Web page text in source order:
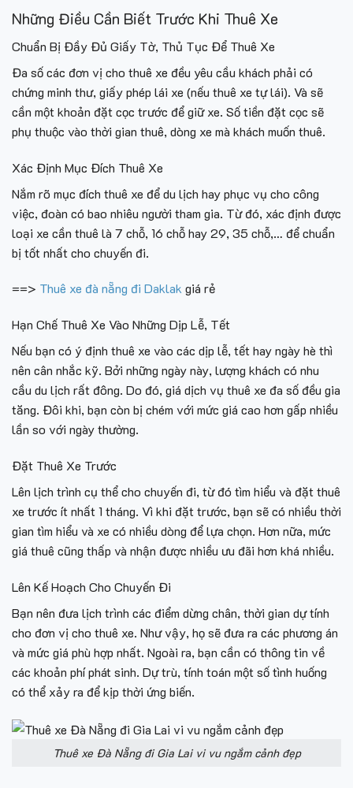
Những Điều Cần Biết Trước Khi Thuê Xe
Chuẩn Bị Đầy Đủ Giấy Tờ, Thủ Tục Để Thuê Xe
Đa số các đơn vị cho thuê xe đều yêu cầu khách phải có
chứng minh thư, giấy phép lái xe (nếu thuê xe tự lái). Và sẽ
cần một khoản đặt cọc trước để giữ xe. Số tiền đặt cọc sẽ
phụ thuộc vào thời gian thuê, dòng xe mà khách muốn thuê.
Xác Định Mục Đích Thuê Xe
Nắm rõ mục đích thuê xe để du lịch hay phục vụ cho công
việc, đoàn có bao nhiêu người tham gia. Từ đó, xác định được
loại xe cần thuê là 7 chỗ, 16 chỗ hay 29, 35 chỗ,… để chuẩn
bị tốt nhất cho chuyến đi.
==> Thuê xe đà nẵng đi Daklakgiá rẻ
Hạn Chế Thuê Xe Vào Những Dịp Lễ, Tết
Nếu bạn có ý định thuê xe vào các dịp lễ, tết hay ngày hè thì
nên cân nhắc kỹ. Bởi những ngày này, lượng khách có nhu
cầu du lịch rất đông. Do đó, giá dịch vụ thuê xe đa số đều gia
tăng. Đôi khi, bạn còn bị chém với mức giá cao hơn gấp nhiều
lần so với ngày thường.
Đặt Thuê Xe Trước
Lên lịch trình cụ thể cho chuyến đi, từ đó tìm hiểu và đặt thuê
xe trước ít nhất 1 tháng. Vì khi đặt trước, bạn sẽ có nhiều thời
gian tìm hiểu và xe có nhiều dòng để lựa chọn. Hơn nữa, mức
giá thuê cũng thấp và nhận được nhiều ưu đãi hơn khá nhiều.
Lên Kế Hoạch Cho Chuyến Đi
Bạn nên đưa lịch trình các điểm dừng chân, thời gian dự tính
cho đơn vị cho thuê xe. Như vậy, họ sẽ đưa ra các phương án
và mức giá phù hợp nhất. Ngoài ra, bạn cần có thông tin về
các khoản phí phát sinh. Dự trù, tính toán một số tình huống
có thể xảy ra để kịp thời ứng biến.
Thuê xe Đà Nẵng đi Gia Lai vi vu ngắm cảnh đẹp